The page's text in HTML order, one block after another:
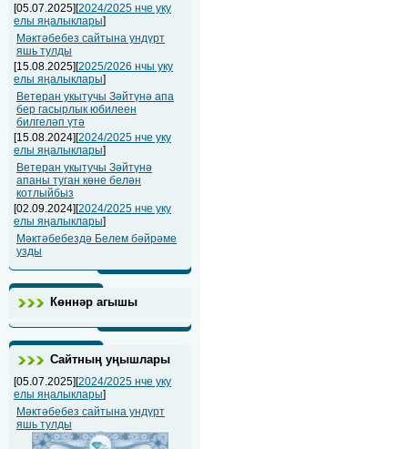
[05.07.2025][2024/2025 нче уку
елы яңалыклары]
Мәктәбебез сайтына ундүрт
яшь тулды
[15.08.2025][2025/2026 нчы уку
елы яңалыклары]
Ветеран укытучы Зәйтүнә апа
бер гасырлык юбилеен
билгеләп үтә
[15.08.2024][2024/2025 нче уку
елы яңалыклары]
Ветеран укытучы Зәйтүнә
апаны туган көне белән
котлыйбыз
[02.09.2024][2024/2025 нче уку
елы яңалыклары]
Мәктәбебездә Белем бәйрәме
узды
Көннәр агышы
Сайтның уңышлары
[05.07.2025][2024/2025 нче уку
елы яңалыклары]
Мәктәбебез сайтына ундүрт
яшь тулды